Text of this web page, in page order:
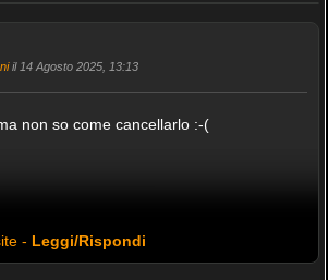
il 14 Agosto 2025, 13:13
non so come cancellarlo :-(
- Leggi/Rispondi